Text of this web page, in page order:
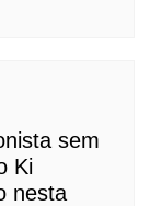
sem
Ki
nesta